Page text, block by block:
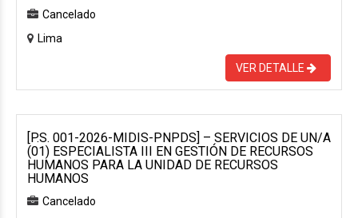
Cancelado
Lima
VER DETALLE
[P.S. 001-2026-MIDIS-PNPDS] – SERVICIOS DE UN/A
(01) ESPECIALISTA III EN GESTIÓN DE RECURSOS
HUMANOS PARA LA UNIDAD DE RECURSOS
HUMANOS
Cancelado